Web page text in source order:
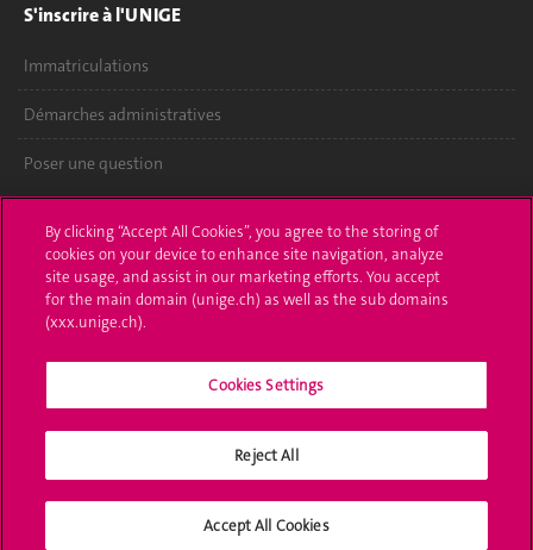
S'inscrire à l'UNIGE
Immatriculations
Démarches administratives
Poser une question
UNIGE Mobile
Médias
Offres d'emploi
Bibliothèque
Médias sociaux UNIGE
By clicking “Accept All Cookies”, you agree to the storing of
cookies on your device to enhance site navigation, analyze
site usage, and assist in our marketing efforts. You accept
for the main domain (unige.ch) as well as the sub domains
(xxx.unige.ch).
Cookies Settings
Reject All
Accept All Cookies